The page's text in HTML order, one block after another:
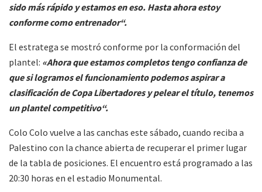
sido más rápido y estamos en eso. Hasta ahora estoy
conforme como entrenador“.
El estratega se mostró conforme por la conformación del
plantel: «Ahora que estamos completos tengo confianza de
que si logramos el funcionamiento podemos aspirar a
clasificación de Copa Libertadores y pelear el título, tenemos
un plantel competitivo“.
Colo Colo vuelve a las canchas este sábado, cuando reciba a
Palestino con la chance abierta de recuperar el primer lugar
de la tabla de posiciones. El encuentro está programado a las
20:30 horas en el estadio Monumental.